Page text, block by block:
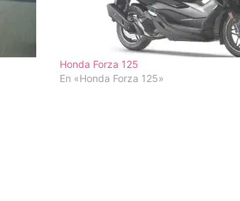
Honda Forza 125
En «Honda Forza 125»